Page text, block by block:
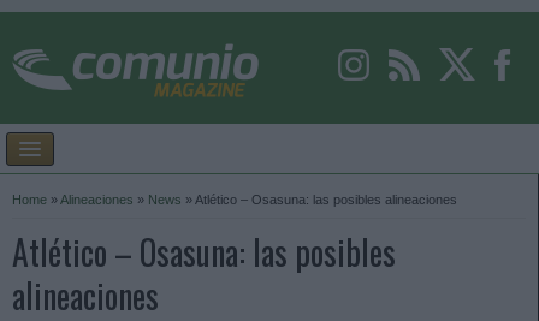
Home »Alineaciones » News » Atlético – Osasuna: las posibles alineaciones
Atlético – Osasuna: las posibles
alineaciones